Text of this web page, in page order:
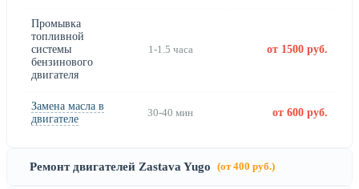
Промывка
топливной
системы
бензинового
двигателя
1-1.5 часа от 1500 руб.
Замена масла в
двигателе
30-40 мин от 600 руб.
Ремонт двигателей Zastava Yugo (от 400 руб.)